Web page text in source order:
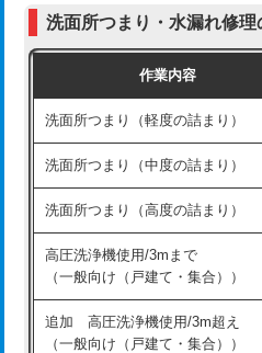
モルタル補修（厚さ10㎝まで）
モルタル補修（厚さ10㎝超え）
洗面台設置
バスタブ設置
追加人工
廃棄・処分
（P/S/ポップアップ））
交換・取付（その他部品）
持込商品取付（単水栓）
持込商品取付（混合水栓）
持込商品取付（浄水器・分岐水栓
給水管工事※（ホール加工)
給水管工事※（バンド止め)
給水管工事※（支持金具設置)
洗面所つまり・水漏れ修理
作業内容
洗面所つまり（軽度の詰まり）
洗面所つまり（中度の詰まり）
洗面所つまり（高度の詰まり）
高圧洗浄機使用/3mまで
（一般向け（戸建て・集合））
追加 高圧洗浄機使用/3m超え
（一般向け（戸建て・集合））